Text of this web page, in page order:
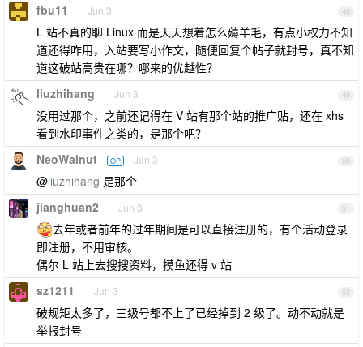
48
fbu11 Jun 3
L 站不真的聊 Linux 而是天天想着怎么薅羊毛，有点小权力不知
道还得咋用，入站要写小作文，随便回复个帖子就封号，真不知
道这破站高贵在哪？哪来的优越性？
49
liuzhihang Jun 3
没用过那个，之前还记得在 V 站有那个站的推广贴，还在 xhs
看到水印事件之类的，是那个吧？
50
NeoWalnut OP Jun 3
@liuzhihang 是那个
51
jianghuan2 Jun 3
去年或者前年的过年期间是可以直接注册的，有个活动登录
即注册，不用审核。
偶尔 L 站上去搜搜资料，摸鱼还得 v 站
52
sz1211 Jun 3
破规矩太多了，三级号都不上了已经掉到 2 级了。动不动就是
举报封号